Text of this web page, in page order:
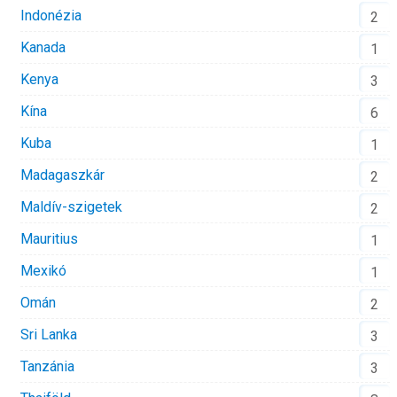
Indonézia
2
Kanada
1
Kenya
3
Kína
6
Kuba
1
Madagaszkár
2
Maldív-szigetek
2
Mauritius
1
Mexikó
1
Omán
2
Sri Lanka
3
Tanzánia
3